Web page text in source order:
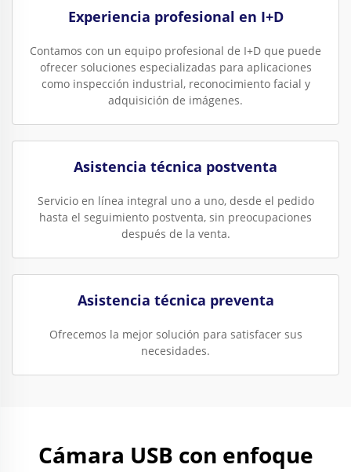
Experiencia profesional en I+D
Contamos con un equipo profesional de I+D que puede
ofrecer soluciones especializadas para aplicaciones
como inspección industrial, reconocimiento facial y
adquisición de imágenes.
Asistencia técnica postventa
Servicio en línea integral uno a uno, desde el pedido
hasta el seguimiento postventa, sin preocupaciones
después de la venta.
Asistencia técnica preventa
Ofrecemos la mejor solución para satisfacer sus
necesidades.
Cámara USB con enfoque